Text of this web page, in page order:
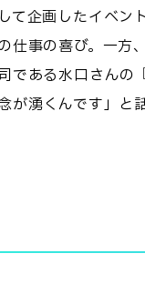
て企画したイベン
仕事の喜び。一方
である水口さんの
が湧くんです」と